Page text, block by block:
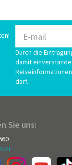
Durch die
damit
darf.
Sie uns: